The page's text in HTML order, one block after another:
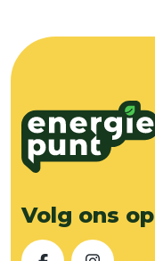
Volg ons op